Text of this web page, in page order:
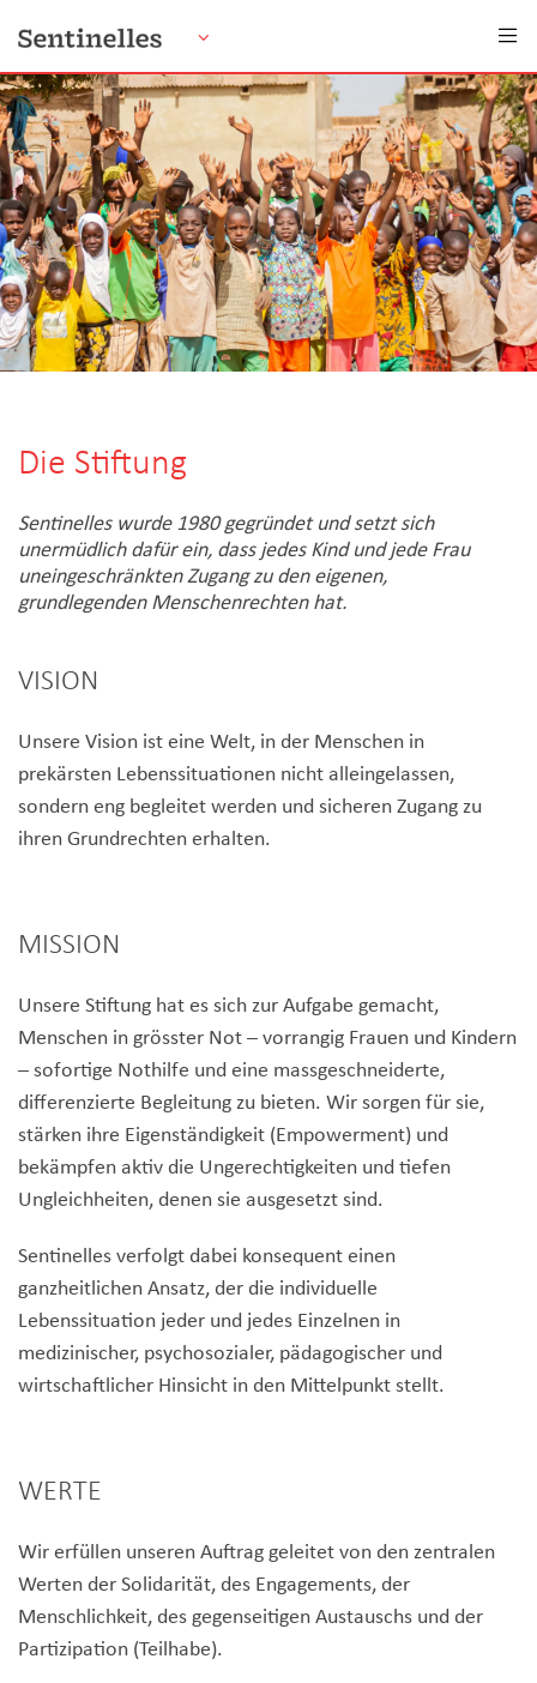
Die Stiftung
Sentinelles wurde 1980 gegründet und setzt sich
unermüdlich dafür ein, dass jedes Kind und jede Frau
uneingeschränkten Zugang zu den eigenen,
grundlegenden Menschenrechten hat.
VISION
Unsere Vision ist eine Welt, in der Menschen in
prekärsten Lebenssituationen nicht alleingelassen,
sondern eng begleitet werden und sicheren Zugang zu
ihren Grundrechten erhalten.
MISSION
Unsere Stiftung hat es sich zur Aufgabe gemacht,
Menschen in grösster Not – vorrangig Frauen und Kindern
– sofortige Nothilfe und eine massgeschneiderte,
differenzierte Begleitung zu bieten. Wir sorgen für sie,
stärken ihre Eigenständigkeit (Empowerment) und
bekämpfen aktiv die Ungerechtigkeiten und tiefen
Ungleichheiten, denen sie ausgesetzt sind.
Sentinelles verfolgt dabei konsequent einen
ganzheitlichen Ansatz, der die individuelle
Lebenssituation jeder und jedes Einzelnen in
medizinischer, psychosozialer, pädagogischer und
wirtschaftlicher Hinsicht in den Mittelpunkt stellt.
WERTE
Wir erfüllen unseren Auftrag geleitet von den zentralen
Werten der Solidarität, des Engagements, der
Menschlichkeit, des gegenseitigen Austauschs und der
Partizipation (Teilhabe).